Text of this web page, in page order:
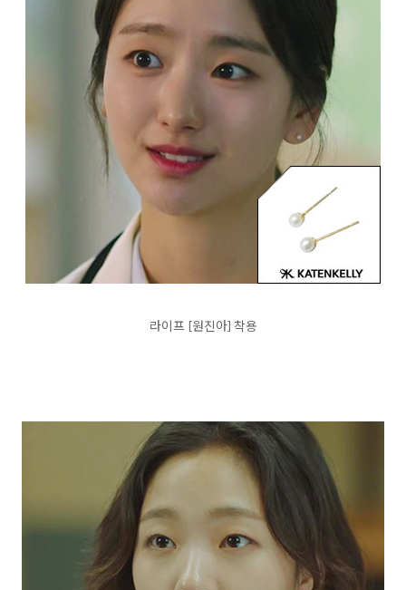
라이프 [원진아] 착용